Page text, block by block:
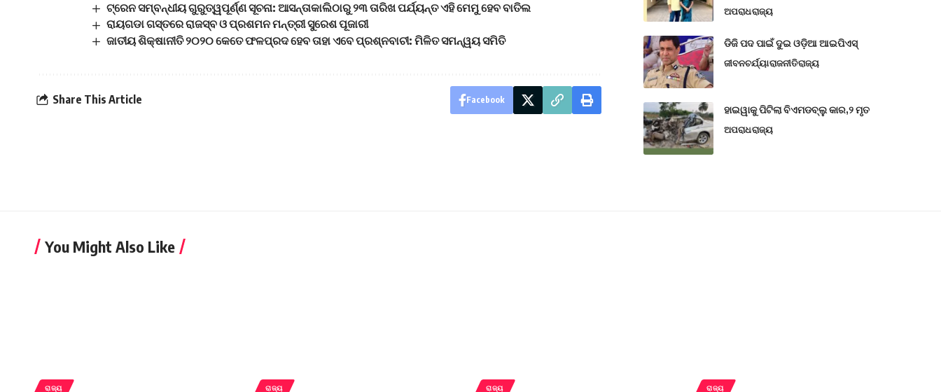
ଟ୍ରେନ ସମ୍ବନ୍ଧୀୟ ଗୁରୁତ୍ୱପୂର୍ଣ୍ଣ ସୂଚନା: ଆସନ୍ତାକାଲିଠାରୁ ୨୩ ତାରିଖ ପର୍ଯ୍ୟନ୍ତ ଏହି ମେମୁ ହେବ ବାତିଲ
ରାୟଗଡା ଗସ୍ତରେ ରାଜସ୍ବ ଓ ପ୍ରଶମନ ମନ୍ତ୍ରୀ ସୁରେଶ ପୂଜାରୀ
ଜାତୀୟ ଶିକ୍ଷାନୀତି ୨୦୨୦ କେତେ ଫଳପ୍ରଦ ହେବ ତାହା ଏବେ ପ୍ରଶ୍ନବାଚୀ: ମିଳିତ ସମନ୍ୱୟ ସମିତି
Share This Article Facebook
ଅପରାଧରାଜ୍ୟ
ଡିଜି ପଦ ପାଇଁ ଦୁଇ ଓଡ଼ିଆ ଆଇପିଏସ୍
ଜୀବନଚର୍ଯ୍ୟାରାଜନୀତିରାଜ୍ୟ
ହାଇୱାକୁ ପିଟିଲା ବିଏମଡବ୍ଲୁ କାର,୨ ମୃତ
ଅପରାଧରାଜ୍ୟ
You Might Also Like
ରାଜ୍ୟ ରାଜ୍ୟ ରାଜ୍ୟ ରାଜ୍ୟ